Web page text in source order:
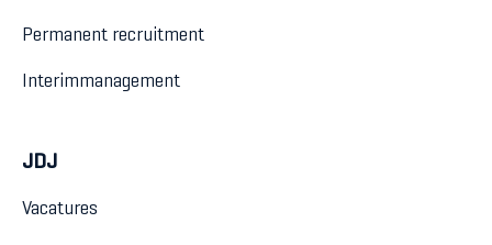
Permanent recruitment
Interimmanagement
JDJ
Vacatures